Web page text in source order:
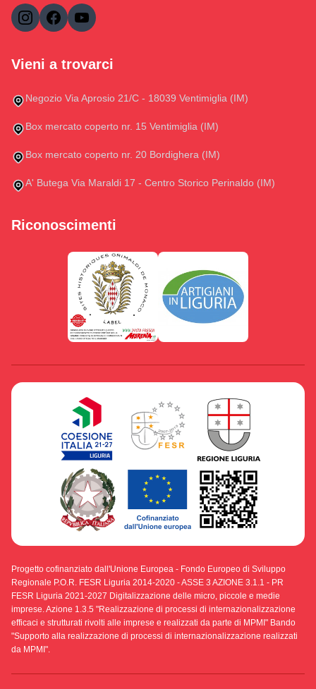
Vieni a trovarci
Negozio Via Aprosio 21/C - 18039 Ventimiglia (IM)
Box mercato coperto nr. 15 Ventimiglia (IM)
Box mercato coperto nr. 20 Bordighera (IM)
A' Butega Via Maraldi 17 - Centro Storico Perinaldo (IM)
Riconoscimenti
Progetto cofinanziato dall'Unione Europea - Fondo Europeo di Sviluppo
Regionale P.O.R. FESR Liguria 2014-2020 - ASSE 3 AZIONE 3.1.1 - PR
FESR Liguria 2021-2027 Digitalizzazione delle micro, piccole e medie
imprese. Azione 1.3.5 "Realizzazione di processi di internazionalizzazione
efficaci e strutturati rivolti alle imprese e realizzati da parte di MPMI" Bando
"Supporto alla realizzazione di processi di internazionalizzazione realizzati
da MPMI".